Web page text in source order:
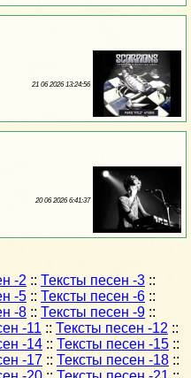
21 06 2026 13:24:56
20 06 2026 6:41:37
-2 :: Тексты песен -3 ::
-5 :: Тексты песен -6 ::
-8 :: Тексты песен -9 ::
-11 :: Тексты песен -12 ::
-14 :: Тексты песен -15 ::
-17 :: Тексты песен -18 ::